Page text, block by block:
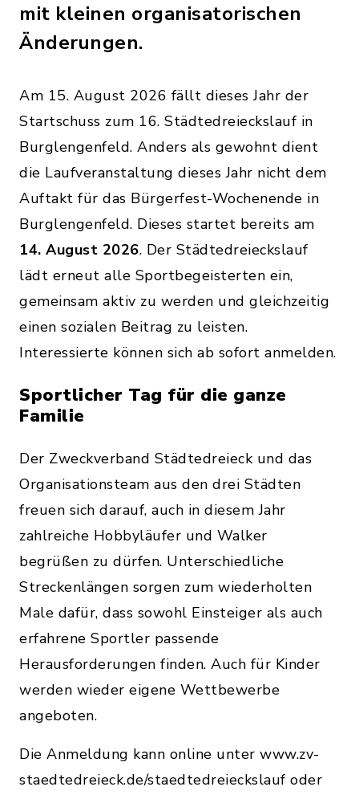
mit kleinen organisatorischen
Änderungen.
Am 15. August 2026 fällt dieses Jahr der
Startschuss zum 16. Städtedreieckslauf in
Burglengenfeld. Anders als gewohnt dient
die Laufveranstaltung dieses Jahr nicht dem
Auftakt für das Bürgerfest-Wochenende in
Burglengenfeld. Dieses startet bereits am
14. August 2026. Der Städtedreieckslauf
lädt erneut alle Sportbegeisterten ein,
gemeinsam aktiv zu werden und gleichzeitig
einen sozialen Beitrag zu leisten.
Interessierte können sich ab sofort anmelden.
Sportlicher Tag für die ganze
Familie
Der Zweckverband Städtedreieck und das
Organisationsteam aus den drei Städten
freuen sich darauf, auch in diesem Jahr
zahlreiche Hobbyläufer und Walker
begrüßen zu dürfen. Unterschiedliche
Streckenlängen sorgen zum wiederholten
Male dafür, dass sowohl Einsteiger als auch
erfahrene Sportler passende
Herausforderungen finden. Auch für Kinder
werden wieder eigene Wettbewerbe
angeboten.
Die Anmeldung kann online unter www.zv-
staedtedreieck.de/staedtedreieckslauf oder